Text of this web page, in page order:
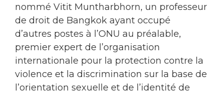
nommé Vitit Muntharbhorn, un professeur
de droit de Bangkok ayant occupé
d’autres postes à l’ONU au préalable,
premier expert de l’organisation
internationale pour la protection contre la
violence et la discrimination sur la base de
l’orientation sexuelle et de l’identité de